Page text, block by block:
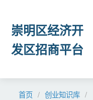
崇明区经济开
发区招商平台
首页 / 创业知识库 /